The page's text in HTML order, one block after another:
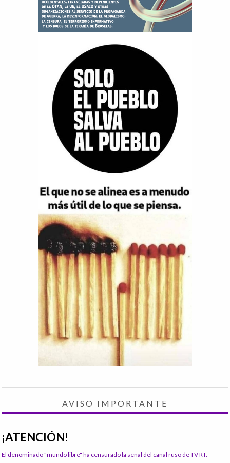
AVISO IMPORTANTE
¡ATENCIÓN!
El denominado "mundo libre" ha censurado la señal del canal ruso de TV RT.